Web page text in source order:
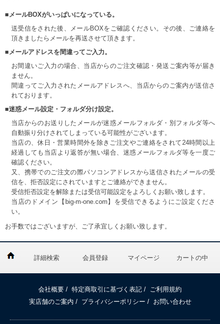
■メールBOXがいっぱいになっている。
送受信をされた後、メールBOXをご確認ください。その後、ご連絡を
頂きましたらメールを再送させて頂きます。
■メールアドレスを間違ってご入力。
お間違いご入力の場合、当店からのご注文確認・発送ご案内等が届き
ません。
間違ってご入力されたメールアドレスへ、当店からのご案内が送信さ
れております。
■迷惑メール設定・フォルダ分け設定。
当店からのお送りしたメールが迷惑メールフォルダ・別フォルダ等へ
自動振り分けされてしまっている可能性がございます。
当店の、休日・営業時間外を除きご注文やご連絡をされて24時間以上
経過しても当店より返答が無い場合、迷惑メールフォルダ等を一度ご
確認ください。
又、携帯でのご注文の際パソコンアドレスから送信されたメールの受
信を、拒否設定にされていますとご連絡ができません。
受信拒否設定を解除または受信可能設定をよろしくお願い致します。
当店のドメイン【big-m-one.com】を受信できるようにご設定くださ
い。
お手数ではございますが、ご了承宜しくお願い致します。
詳細検索 会員登録 マイページ カートの中
会社概要 / 特定商取引に基づく表記 /
ご利用規約
実店舗のご案内 / プライバシーポリシー / お問い合わせ